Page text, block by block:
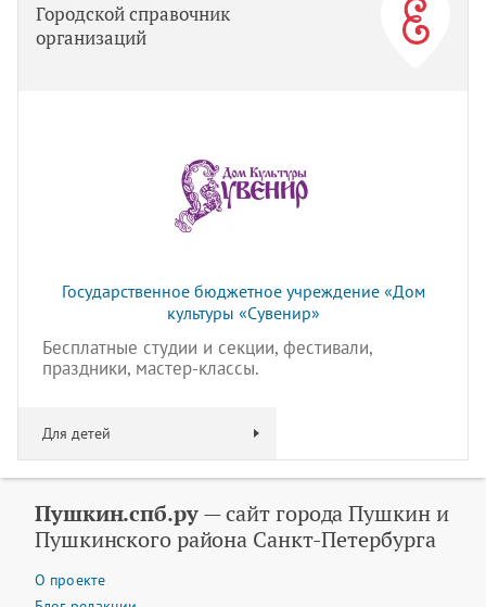
Городской справочник
организаций
Государственное бюджетное учреждение «Дом
культуры «Сувенир»
Бесплатные студии и секции, фестивали,
праздники, мастер-классы.
Для детей
Пушкин.спб.ру— сайт города Пушкин и
Пушкинского района Санкт-Петербурга
О проекте